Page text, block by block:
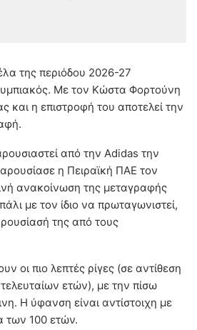
της περιόδου 2026-27
Με τον Κώστα Φορτούνη
και η επιστροφή του αποτελεί την
από την Adidas την
η Πειραϊκή ΠΑΕ τον
ανακοίνωση της μεταγραφής
με τον ίδιο να πρωταγωνιστεί,
της από τους
οι πιο λεπτές ρίγες (σε αντίθεση
ετών), με την πίσω
Η ύφανση είναι αντίστοιχη με
των 100 ετών.